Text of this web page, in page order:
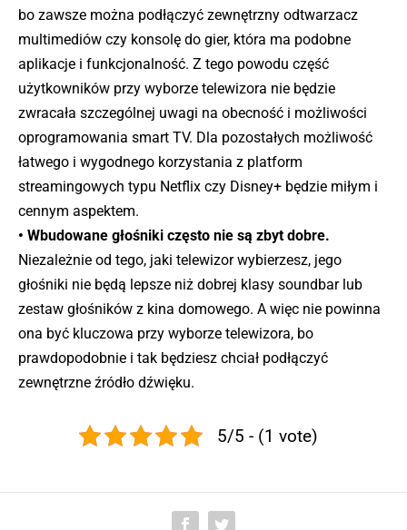
bo zawsze można podłączyć zewnętrzny odtwarzacz
multimediów czy konsolę do gier, która ma podobne
aplikacje i funkcjonalność. Z tego powodu część
użytkowników przy wyborze telewizora nie będzie
zwracała szczególnej uwagi na obecność i możliwości
oprogramowania smart TV. Dla pozostałych możliwość
łatwego i wygodnego korzystania z platform
streamingowych typu Netflix czy Disney+ będzie miłym i
cennym aspektem.
• Wbudowane głośniki często nie są zbyt dobre.
Niezależnie od tego, jaki telewizor wybierzesz, jego
głośniki nie będą lepsze niż dobrej klasy soundbar lub
zestaw głośników z kina domowego. A więc nie powinna
ona być kluczowa przy wyborze telewizora, bo
prawdopodobnie i tak będziesz chciał podłączyć
zewnętrzne źródło dźwięku.
5/5 - (1 vote)